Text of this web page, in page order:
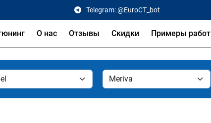
Telegram: @EuroCT_bot
О нас Отзывы Скидки Примеры работ